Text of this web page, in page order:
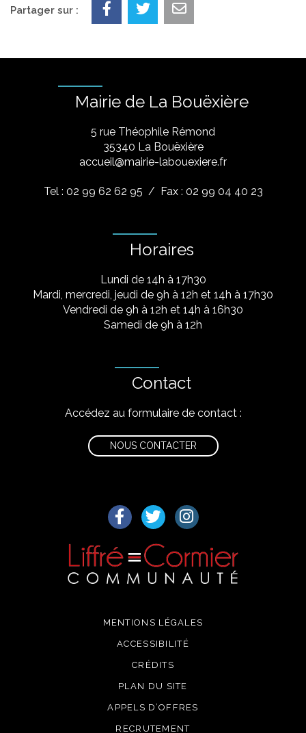
Partager sur :
Mairie de La Bouëxière
5 rue Théophile Rémond
​35340 La Bouëxière
accueil@mairie-labouexiere.fr
Tel : 02 99 62 62 95 / Fax : 02 99 04 40 23
Horaires
Lundi de 14h à 17h30
Mardi, mercredi, jeudi de 9h à 12h et 14h à 17h30
Vendredi de 9h à 12h et 14h à 16h30
Samedi de 9h à 12h
Contact
Accédez au formulaire de contact :
NOUS CONTACTER
Lien vers le compte Facebook
Lien vers le compte Twitter
Lien vers le compte
MENTIONS LÉGALES
ACCESSIBILITÉ
CRÉDITS
PLAN DU SITE
APPELS D’OFFRES
RECRUTEMENT